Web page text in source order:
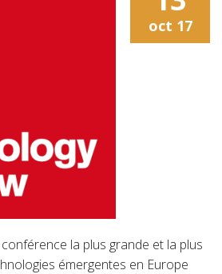
oct 17
la plus grande et la plus
émergentes en Europe